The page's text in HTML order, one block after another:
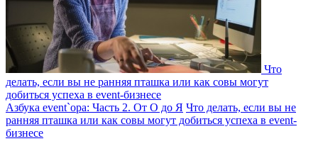
Что
делать, если вы не ранняя пташка или как совы могут
добиться успеха в event-бизнесе
Азбука event`ора: Часть 2. От О до Я Что делать, если вы не
ранняя пташка или как совы могут добиться успеха в event-
бизнесе